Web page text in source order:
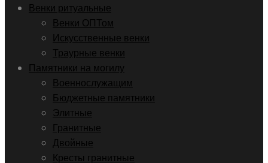
Венки ритуальные
Венки ОПТом
Искусственные венки
Траурные венки
Памятники на могилу
Военнослужащим
Бюджетные памятники
Элитные
Гранитные
Двойные
Кресты гранитные